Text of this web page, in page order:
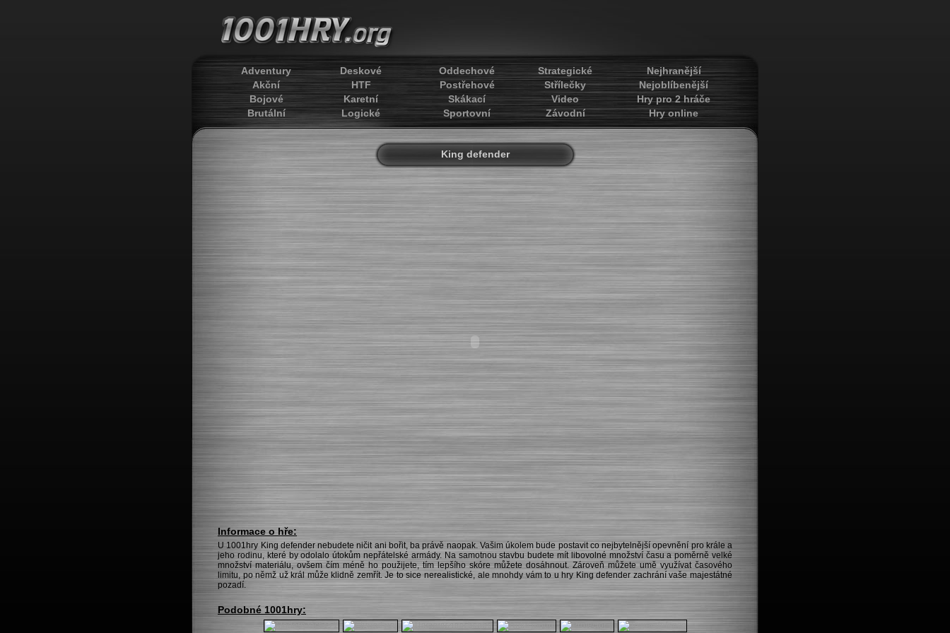
Adventury
Akční
Bojové
Brutální
Deskové
HTF
Karetní
Logické
Oddechové
Postřehové
Skákací
Sportovní
Strategické
Střílečky
Video
Závodní
Nejhranější
Nejoblíbenější
Hry pro 2 hráče
Hry online
King defender
Informace o hře:
U 1001hry King defender nebudete ničit ani bořit, ba právě naopak. Vašim úkolem bude postavit co nejbytelnější opevnění pro krále a
jeho rodinu, které by odolalo útokům nepřátelské armády. Na samotnou stavbu budete mít libovolné množství času a poměrně velké
množství materiálu, ovšem čím méně ho použijete, tím lepšího skóre můžete dosáhnout. Zároveň můžete umě využívat časového
limitu, po němž už král může klidně zemřít. Je to sice nerealistické, ale mnohdy vám to u hry King defender zachrání vaše majestátné
pozadí.
Podobné 1001hry: